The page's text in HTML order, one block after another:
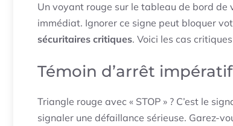
Un voyant rouge sur le tableau de bord de
immédiat. Ignorer ce signe peut bloquer
sécuritaires critiques. Voici les cas
Témoin d’arrêt impératif
Triangle rouge avec « STOP » ? C’est le
signaler une défaillance sérieuse. Garez-